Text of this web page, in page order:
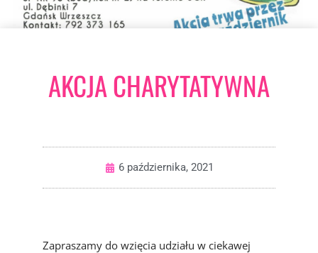
AKCJA CHARYTATYWNA
6 października, 2021
Zapraszamy do wzięcia udziału w ciekawej